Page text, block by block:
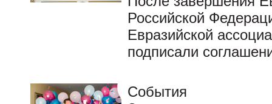
Российской
Евразийской
подписали
События